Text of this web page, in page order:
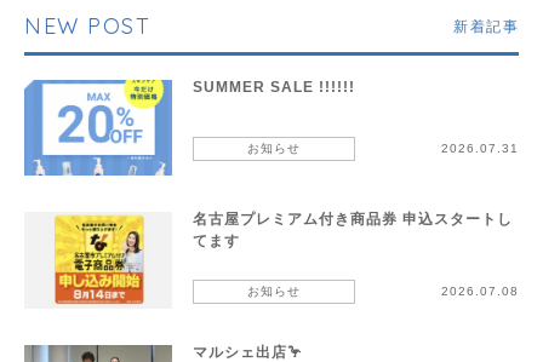
NEW POST 新着記事
SUMMER SALE !!!!!!
お知らせ 2026.07.31
名古屋プレミアム付き商品券 申込スタートし
てます
お知らせ 2026.07.08
マルシェ出店🦩